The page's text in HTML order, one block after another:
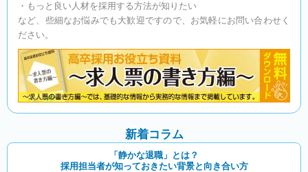
・もっと良い人材を採用する方法が知りたい
など、些細なお悩みでも大歓迎ですので、お気軽にお問い合わせく
ださい。
新着コラム
「静かな退職」とは？
採用担当者が知っておきたい背景と向き合い方